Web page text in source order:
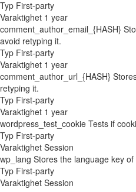
Typ First-party
Varaktighet 1 year
comment_author_email_{HASH}
avoid retyping it.
Typ First-party
Varaktighet 1 year
comment_author_url_{HASH}
retyping it.
Typ First-party
Varaktighet 1 year
wordpress_test_cookie Tests if
Typ First-party
Varaktighet Session
wp_lang Stores the language key
Typ First-party
Varaktighet Session